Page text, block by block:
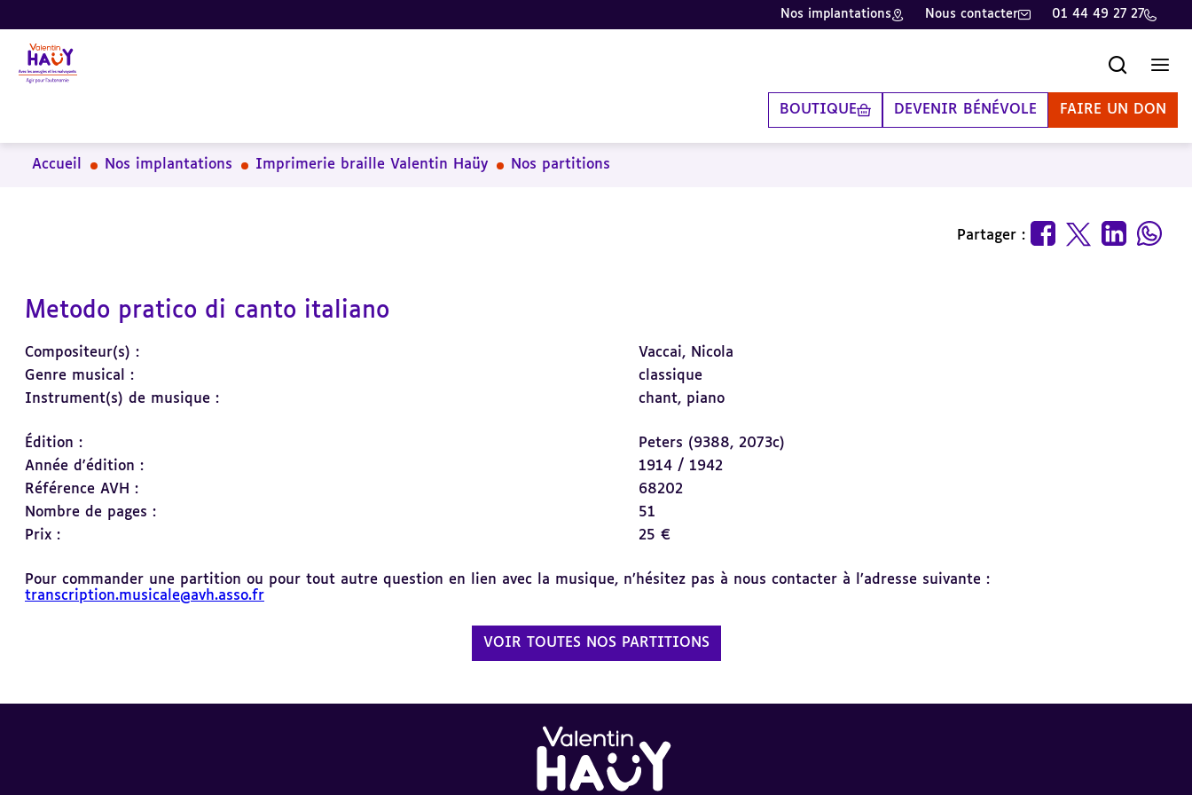
Aller
au
contenu
principal
Aller
au
pied
de
Aller
à
la
recherche
Nos implantations Nous contacter 01 44 49 27 27
BOUTIQUE DEVENIR BÉNÉVOLE FAIRE UN DON
Accueil Nos implantations Imprimerie braille Valentin Haüy Nos partitions
Partager :
Metodo pratico di canto italiano
Compositeur(s) :
Vaccai, Nicola
Genre musical :
classique
Instrument(s) de musique :
chant, piano
Édition :
Peters (9388, 2073c)
Année d'édition :
1914 / 1942
Référence AVH :
68202
Nombre de pages :
51
Prix :
25 €
Pour commander une partition ou pour tout autre question en lien avec la musique, n’hésitez pas à nous contacter à l’adresse suivante :
transcription.musicale@avh.asso.fr
VOIR TOUTES NOS PARTITIONS